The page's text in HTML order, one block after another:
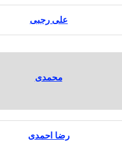
علی رجبی
محمدی
رضا احمدی